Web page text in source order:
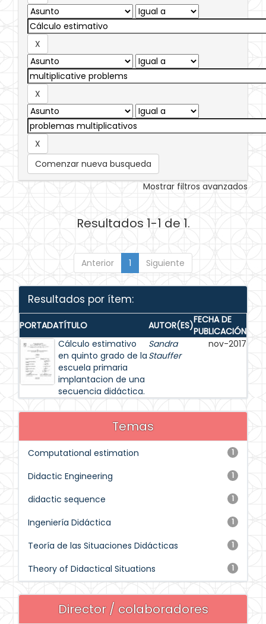
Comenzar nueva busqueda
Mostrar filtros avanzados
Resultados 1-1 de 1.
Anterior 1 Siguiente
Resultados por ítem:
PORTADATÍTULO AUTOR(ES)FECHA DE
PUBLICACIÓN
Cálculo estimativo
en quinto grado de la
escuela primaria
implantacion de una
secuencia didáctica.
Sandra
Stauffer
nov-2017
Temas
1
Computational estimation
1
Didactic Engineering
1
didactic sequence
1
Ingeniería Didáctica
1
Teoría de las Situaciones Didácticas
1
Theory of Didactical Situations
Director / colaboradores